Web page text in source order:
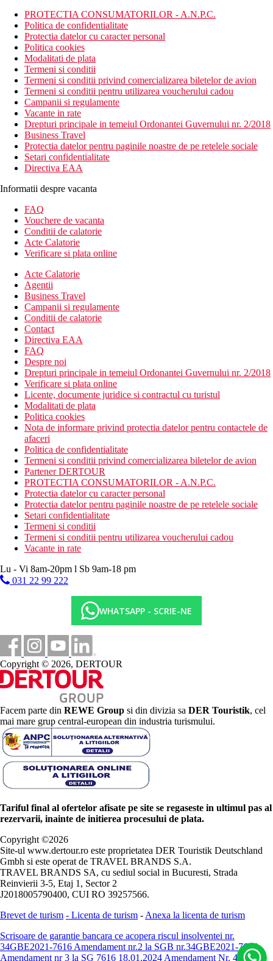
PROTECTIA CONSUMATORILOR - A.N.P.C.
Politica de confidentialitate
Protectia datelor cu caracter personal
Politica cookies
Modalitati de plata
Termeni si conditii
Termeni si conditii privind comercializarea biletelor de avion
Termeni si conditii pentru utilizarea voucherului cadou
Campanii si regulamente
Vacante in rate
Drepturi principale in temeiul Ordonantei Guvernului nr. 2/2018
Business Travel
Protectia datelor pentru paginile noastre de pe retelele sociale
Setari confidentialitate
Directiva EAA
Informatii despre vacanta
FAQ
Vouchere de vacanta
Conditii de calatorie
Acte Calatorie
Verificare si plata online
Acte Calatorie
Agentii
Business Travel
Campanii si regulamente
Conditii de calatorie
Contact
Directiva EAA
FAQ
Despre noi
Drepturi principale in temeiul Ordonantei Guvernului nr. 2/2018
Verificare si plata online
Licente, documente juridice si contractul cu turistul
Modalitati de plata
Politica cookies
Nota de informare privind protectia datelor pentru contactele de
afaceri
Politica de confidentialitate
Termeni si conditii privind comercializarea biletelor de avion
Partener DERTOUR
PROTECTIA CONSUMATORILOR - A.N.P.C.
Protectia datelor cu caracter personal
Protectia datelor pentru paginile noastre de pe retelele sociale
Setari confidentialitate
Termeni si conditii
Termeni si conditii pentru utilizarea voucherului cadou
Vacante in rate
Lu - Vi 8am-20pm l Sb 9am-18 pm
031 22 99 222
WHATSAPP - SCRIE-NE
Copyright © 2026, DERTOUR
Facem parte din REWE Group si din divizia sa DER Touristik, cel
mai mare grup central-european din industria turismului.
Tariful final al ofertelor afisate pe site se regaseste in ultimul pas al
rezervarii, inainte de initierea procesului de plata.
Copyright ©2026
Site-ul www.dertour.ro este proprietatea DER Touristik Deutschland
Gmbh si este operat de TRAVEL BRANDS S.A.
TRAVEL BRANDS SA, cu sediul social in Bucuresti, Strada
Reinvierii 3-5, Etaj 1, Sector 2
J2018005790400, CUI RO 39257566.
Brevet de turism - Licenta de turism - Anexa la licenta de turism
Scrisoare de garantie bancara ce acopera riscul insolventei nr.
34GBE2021-7616 Amendament nr.2 la SGB nr.34GBE2021-7616
Amendament nr 3 la SG 7616 18.01.2024 Amendament Nr. 4 -